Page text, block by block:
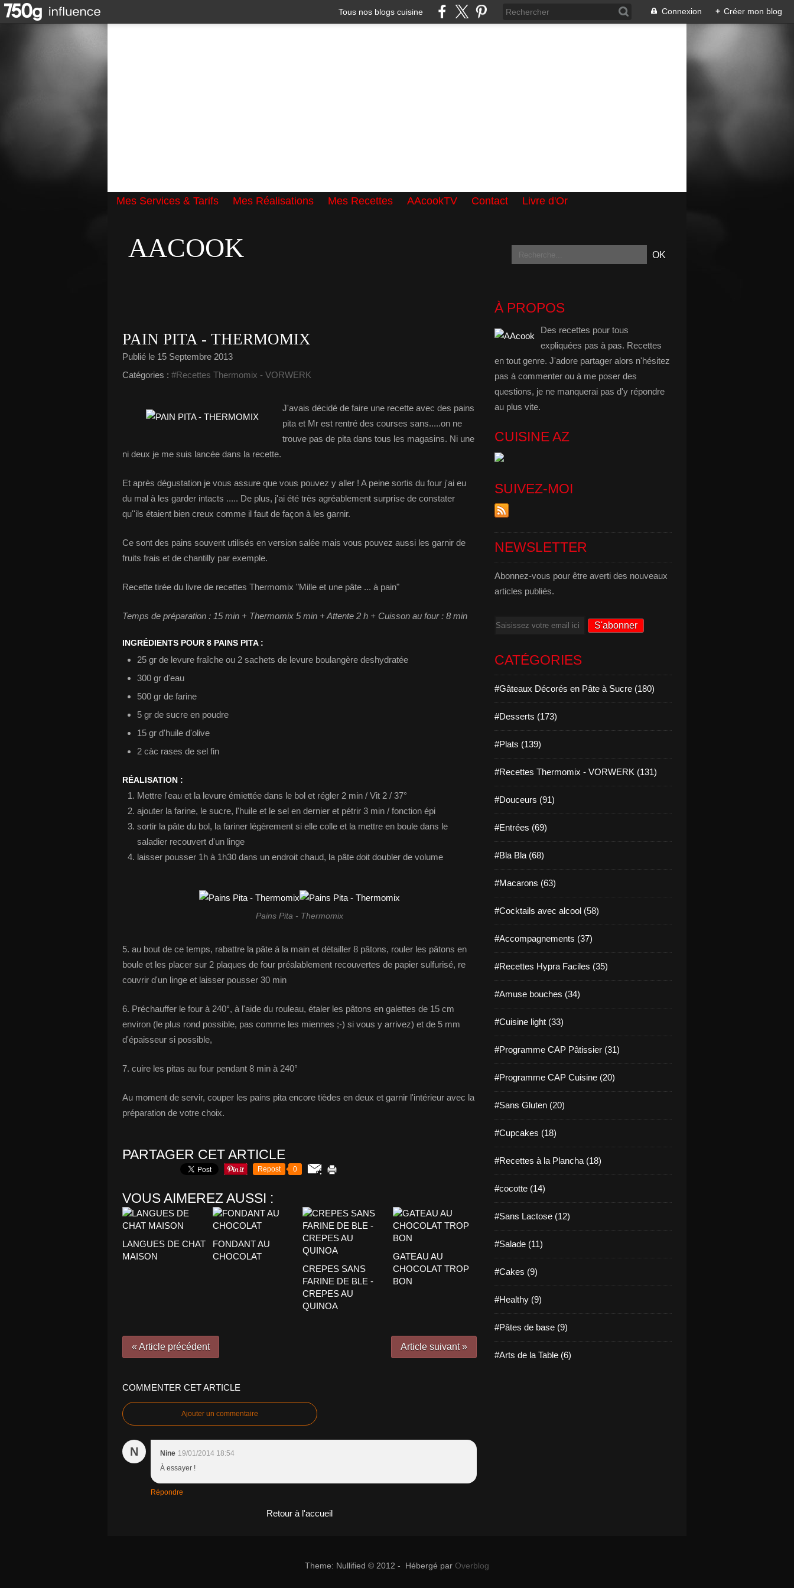
Tous nos blogs cuisine Connexion + Créer mon blog
Mes Services & Tarifs Mes Réalisations Mes Recettes AAcookTV Contact
Livre d'Or
AACOOK
PAIN PITA - THERMOMIX
Publié le 15 Septembre 2013
Catégories : #Recettes Thermomix - VORWERK
J'avais décidé de faire une recette avec des pains
pita et Mr est rentré des courses sans.....on ne
trouve pas de pita dans tous les magasins. Ni une
ni deux je me suis lancée dans la recette.
Et après dégustation je vous assure que vous pouvez y aller ! A peine sortis du four j'ai eu
du mal à les garder intacts ..... De plus, j'ai été très agréablement surprise de constater
qu''ils étaient bien creux comme il faut de façon à les garnir.
Ce sont des pains souvent utilisés en version salée mais vous pouvez aussi les garnir de
fruits frais et de chantilly par exemple.
Recette tirée du livre de recettes Thermomix "Mille et une pâte ... à pain"
Temps de préparation : 15 min + Thermomix 5 min + Attente 2 h + Cuisson au four : 8 min
INGRÉDIENTS POUR 8 PAINS PITA :
25 gr de levure fraîche ou 2 sachets de levure boulangère deshydratée
300 gr d'eau
500 gr de farine
5 gr de sucre en poudre
15 gr d'huile d'olive
2 càc rases de sel fin
RÉALISATION :
Mettre l'eau et la levure émiettée dans le bol et régler 2 min / Vit 2 / 37°
ajouter la farine, le sucre, l'huile et le sel en dernier et pétrir 3 min / fonction épi
sortir la pâte du bol, la fariner légèrement si elle colle et la mettre en boule dans le
saladier recouvert d'un linge
laisser pousser 1h à 1h30 dans un endroit chaud, la pâte doit doubler de volume
Pains Pita - Thermomix
5. au bout de ce temps, rabattre la pâte à la main et détailler 8 pâtons, rouler les pâtons en
boule et les placer sur 2 plaques de four préalablement recouvertes de papier sulfurisé, re
couvrir d'un linge et laisser pousser 30 min
6. Préchauffer le four à 240°, à l'aide du rouleau, étaler les pâtons en galettes de 15 cm
environ (le plus rond possible, pas comme les miennes ;-) si vous y arrivez) et de 5 mm
d'épaisseur si possible,
7. cuire les pitas au four pendant 8 min à 240°
Au moment de servir, couper les pains pita encore tièdes en deux et garnir l'intérieur avec la
préparation de votre choix.
PARTAGER CET ARTICLE
Repost 0
VOUS AIMEREZ AUSSI :
LANGUES DE CHAT
MAISON
FONDANT AU
CHOCOLAT
CREPES SANS
FARINE DE BLE -
CREPES AU
QUINOA
GATEAU AU
CHOCOLAT TROP
BON
« Article précédent Article suivant »
COMMENTER CET ARTICLE
Ajouter un commentaire
N Nine 19/01/2014 18:54
À essayer !
Répondre
Retour à l'accueil
À PROPOS
Des recettes pour tous
expliquées pas à pas. Recettes
en tout genre. J'adore partager alors n'hésitez
pas à commenter ou à me poser des
questions, je ne manquerai pas d'y répondre
au plus vite.
CUISINE AZ
SUIVEZ-MOI
NEWSLETTER
Abonnez-vous pour être averti des nouveaux
articles publiés.
Email
CATÉGORIES
#Gâteaux Décorés en Pâte à Sucre (180)
#Desserts (173)
#Plats (139)
#Recettes Thermomix - VORWERK (131)
#Douceurs (91)
#Entrées (69)
#Bla Bla (68)
#Macarons (63)
#Cocktails avec alcool (58)
#Accompagnements (37)
#Recettes Hypra Faciles (35)
#Amuse bouches (34)
#Cuisine light (33)
#Programme CAP Pâtissier (31)
#Programme CAP Cuisine (20)
#Sans Gluten (20)
#Cupcakes (18)
#Recettes à la Plancha (18)
#cocotte (14)
#Sans Lactose (12)
#Salade (11)
#Cakes (9)
#Healthy (9)
#Pâtes de base (9)
#Arts de la Table (6)
Theme: Nullified © 2012 - Hébergé par Overblog